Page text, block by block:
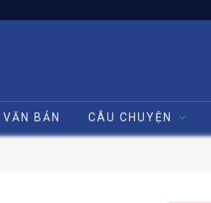
VĂN BẢN CÂU CHUYỆN